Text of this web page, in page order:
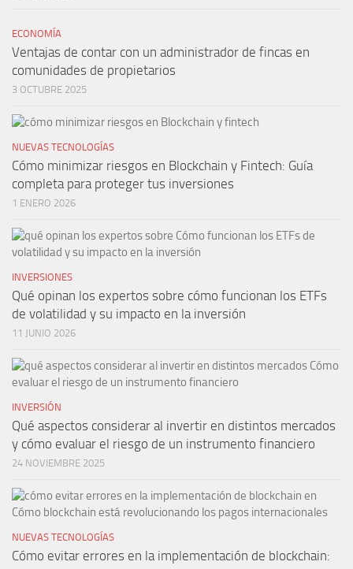
ECONOMÍA
Ventajas de contar con un administrador de fincas en
comunidades de propietarios
3 OCTUBRE 2025
NUEVAS TECNOLOGÍAS
Cómo minimizar riesgos en Blockchain y Fintech: Guía
completa para proteger tus inversiones
1 ENERO 2026
INVERSIONES
Qué opinan los expertos sobre cómo funcionan los ETFs
de volatilidad y su impacto en la inversión
11 JUNIO 2026
INVERSIÓN
Qué aspectos considerar al invertir en distintos mercados
y cómo evaluar el riesgo de un instrumento financiero
24 NOVIEMBRE 2025
NUEVAS TECNOLOGÍAS
Cómo evitar errores en la implementación de blockchain: